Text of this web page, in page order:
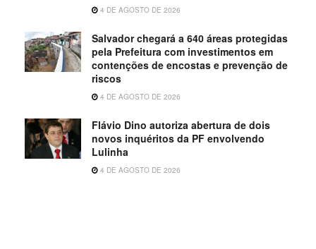
4 DE AGOSTO DE 2026
Salvador chegará a 640 áreas protegidas
pela Prefeitura com investimentos em
contenções de encostas e prevenção de
riscos
4 DE AGOSTO DE 2026
Flávio Dino autoriza abertura de dois
novos inquéritos da PF envolvendo
Lulinha
4 DE AGOSTO DE 2026